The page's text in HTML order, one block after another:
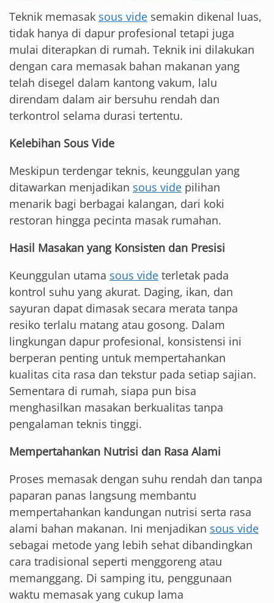
Teknik memasak sous vide semakin dikenal luas,
tidak hanya di dapur profesional tetapi juga
mulai diterapkan di rumah. Teknik ini dilakukan
dengan cara memasak bahan makanan yang
telah disegel dalam kantong vakum, lalu
direndam dalam air bersuhu rendah dan
terkontrol selama durasi tertentu.
Kelebihan Sous Vide
Meskipun terdengar teknis, keunggulan yang
ditawarkan menjadikan sous vide pilihan
menarik bagi berbagai kalangan, dari koki
restoran hingga pecinta masak rumahan.
Hasil Masakan yang Konsisten dan Presisi
Keunggulan utama sous vide terletak pada
kontrol suhu yang akurat. Daging, ikan, dan
sayuran dapat dimasak secara merata tanpa
resiko terlalu matang atau gosong. Dalam
lingkungan dapur profesional, konsistensi ini
berperan penting untuk mempertahankan
kualitas cita rasa dan tekstur pada setiap sajian.
Sementara di rumah, siapa pun bisa
menghasilkan masakan berkualitas tanpa
pengalaman teknis tinggi.
Mempertahankan Nutrisi dan Rasa Alami
Proses memasak dengan suhu rendah dan tanpa
paparan panas langsung membantu
mempertahankan kandungan nutrisi serta rasa
alami bahan makanan. Ini menjadikan sous vide
sebagai metode yang lebih sehat dibandingkan
cara tradisional seperti menggoreng atau
memanggang. Di samping itu, penggunaan
waktu memasak yang cukup lama